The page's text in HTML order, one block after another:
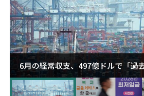
6月の経常収支、497億ドルで「過
が初の1000億ドル突破